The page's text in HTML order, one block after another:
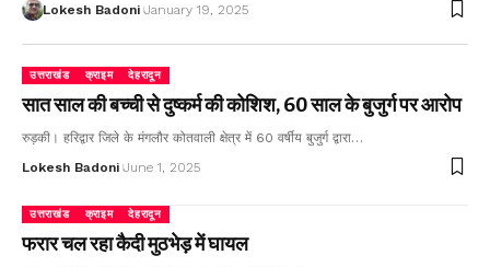
Lokesh Badoni January 19, 2025
उत्तराखंड क्राइम देहरादून
सात साल की बच्ची से दुष्कर्म की कोशिश, 60 साल के बुजुर्ग पर आरोप
रुड़की। हरिद्वार जिले के मंगलौर कोतवाली क्षेत्र में 60 वर्षीय बुजुर्ग द्वारा…
Lokesh Badoni June 1, 2025
उत्तराखंड क्राइम देहरादून
फरार चल रहा कैदी मुठभेड़ में घायल